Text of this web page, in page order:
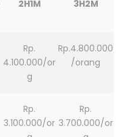
2H1M 3H2M
Rp.
4.100.000/or
g
Rp.4.800.000
/orang
Rp.
3.100.000/or
Rp.
3.700.000/or